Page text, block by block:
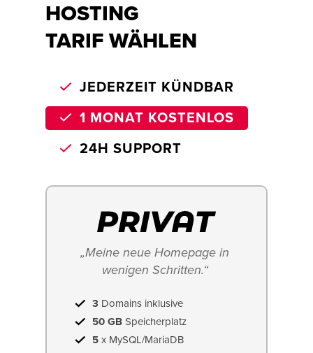
HOSTING
TARIF WÄHLEN
JEDERZEIT KÜNDBAR
1 MONAT KOSTENLOS
24H SUPPORT
„Meine neue Homepage in
wenigen Schritten.“
3 Domains inklusive
50 GB Speicherplatz
5 x MySQL/MariaDB